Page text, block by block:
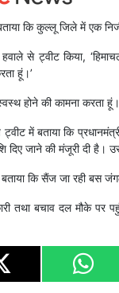
कि कुल्लू जिले में एक
के हवाले से ट्वीट किया,
हूं।’
होने की कामना करता
में बताया कि
दिए जाने की मंजूरी दी है।
कि सैंज जा रही बस
तथा बचाव दल मौके